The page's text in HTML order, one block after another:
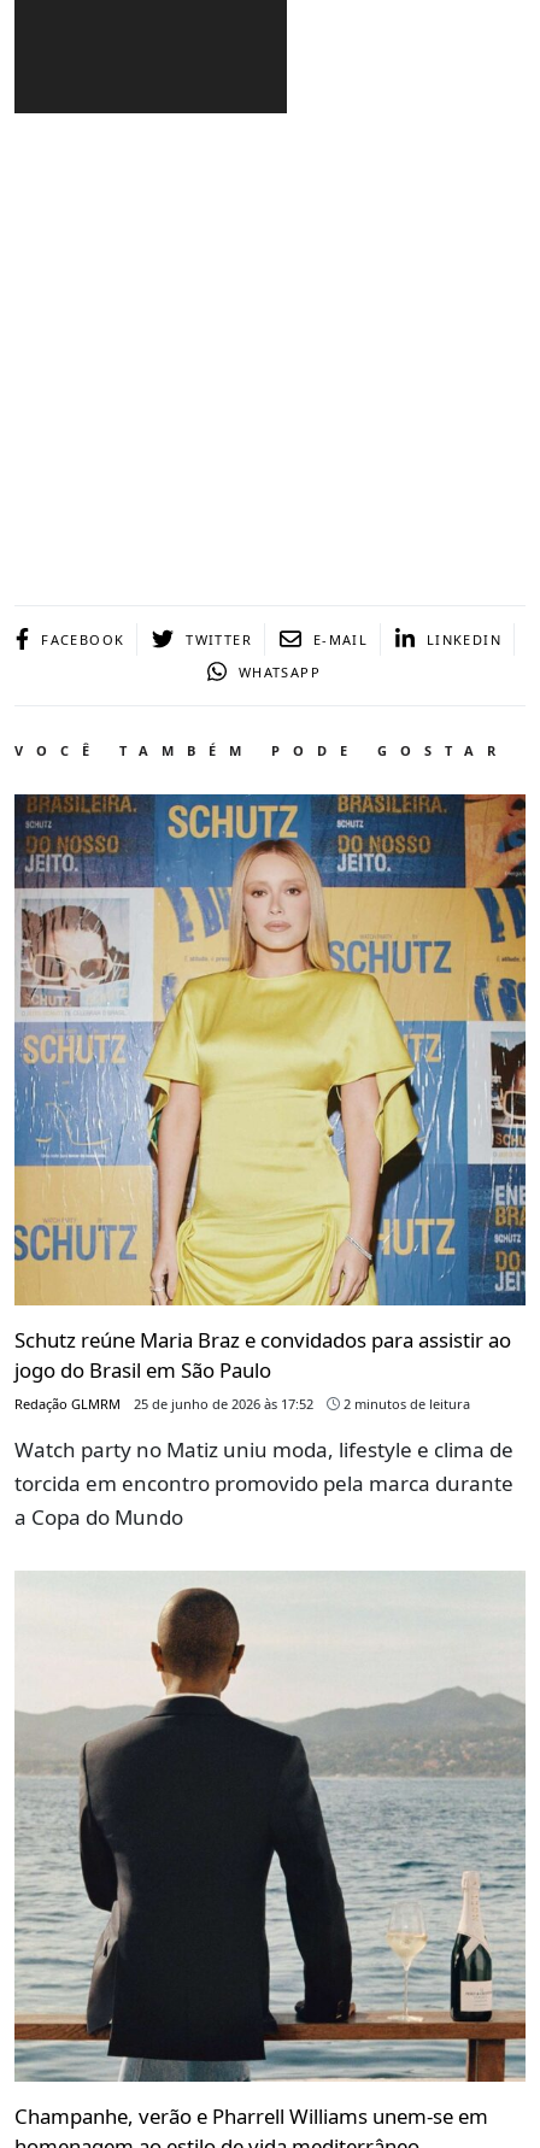
FACEBOOK TWITTER E-MAIL
LINKEDIN
WHATSAPP
VOCÊ TAMBÉM PODE GOSTAR
Schutz reúne Maria Braz e convidados para assistir ao
jogo do Brasil em São Paulo
Redação GLMRM 25 de junho de 2026 às 17:52 2 minutos de leitura
Watch party no Matiz uniu moda, lifestyle e clima de
torcida em encontro promovido pela marca durante
a Copa do Mundo
Champanhe, verão e Pharrell Williams unem-se em